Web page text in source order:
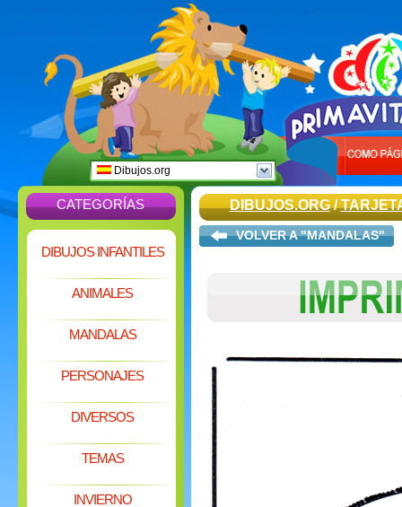
Dibujos.org
CATEGORÍAS
DIBUJOS INFANTILES
ANIMALES
MANDALAS
PERSONAJES
DIVERSOS
TEMAS
INVIERNO
DIBUJOS.ORG/
VOLVER A "MANDALAS"